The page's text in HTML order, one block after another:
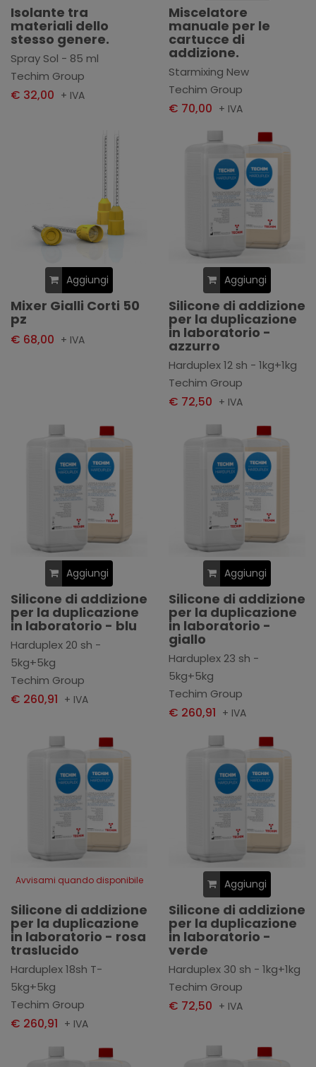
Isolante tra
materiali dello
stesso genere.
Spray Sol - 85 ml
Techim Group
€ 32,00 + IVA
Miscelatore
manuale per le
cartucce di
addizione.
Starmixing New
Techim Group
€ 70,00 + IVA
Aggiungi
Mixer Gialli Corti 50
pz
€ 68,00 + IVA
Aggiungi
Silicone di addizione
per la duplicazione
in laboratorio -
azzurro
Harduplex 12 sh - 1kg+1kg
Techim Group
€ 72,50 + IVA
Aggiungi
Silicone di addizione
per la duplicazione
in laboratorio - blu
Harduplex 20 sh -
5kg+5kg
Techim Group
€ 260,91 + IVA
Aggiungi
Silicone di addizione
per la duplicazione
in laboratorio -
giallo
Harduplex 23 sh -
5kg+5kg
Techim Group
€ 260,91 + IVA
Avvisami quando disponibile
Silicone di addizione
per la duplicazione
in laboratorio - rosa
traslucido
Harduplex 18sh T-
5kg+5kg
Techim Group
€ 260,91 + IVA
Aggiungi
Silicone di addizione
per la duplicazione
in laboratorio -
verde
Harduplex 30 sh - 1kg+1kg
Techim Group
€ 72,50 + IVA